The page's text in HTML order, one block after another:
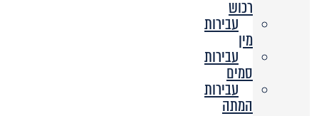
רכוש
עבירות
מין
עבירות
סמים
עבירות
המתה